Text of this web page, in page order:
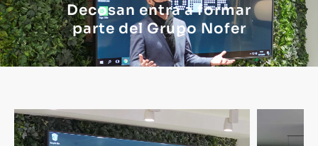
Decosan entra a formar
parte del Grupo Nofer